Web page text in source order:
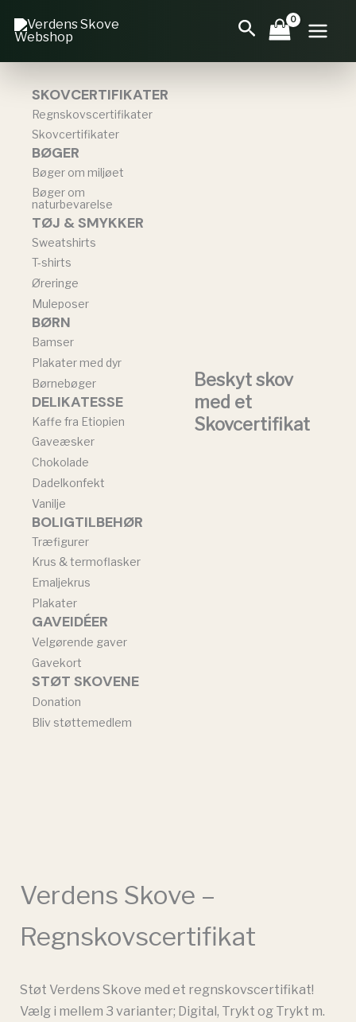
Søg
SKOVCERTIFIKATER
Regnskovscertifikater
Skovcertifikater
BØGER
Bøger om miljøet
Bøger om
naturbevarelse
TØJ & SMYKKER
Sweatshirts
T-shirts
Øreringe
Muleposer
BØRN
Bamser
Plakater med dyr
Børnebøger
DELIKATESSE
Kaffe fra Etiopien
Gaveæsker
Chokolade
Dadelkonfekt
Vanilje
BOLIGTILBEHØR
Træfigurer
Krus & termoflasker
Emaljekrus
Plakater
GAVEIDÉER
Velgørende gaver
Gavekort
STØT SKOVENE
Donation
Bliv støttemedlem
Beskyt skov
med et
Skovcertifikat
Verdens Skove –
Regnskovscertifikat
Støt Verdens Skove med et regnskovscertifikat!
Vælg i mellem 3 varianter; Digital, Trykt og Trykt m.